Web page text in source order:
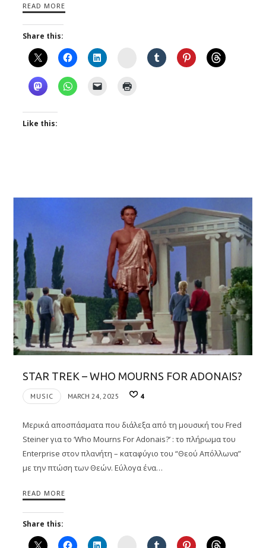
READ MORE
Share this:
Instagram
Like this:
STAR TREK – WHO MOURNS FOR ADONAIS?
MUSIC MARCH 24, 2025 4
Μερικά αποσπάσματα που διάλεξα από τη μουσική του Fred
Steiner για το ‘Who Mourns For Adonais?’ : το πλήρωμα του
Enterprise στον πλανήτη – καταφύγιο του “Θεού Απόλλωνα”
με την πτώση των Θεών. Εύλογα ένα…
READ MORE
Share this:
Instagram